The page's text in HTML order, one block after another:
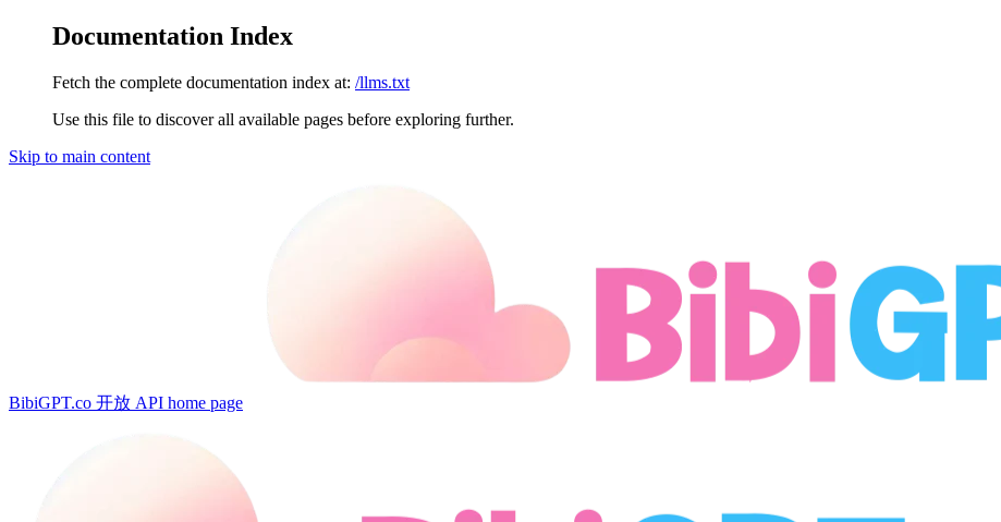
Documentation Index
Fetch the complete documentation index at: /llms.txt
Use this file to discover all available pages before exploring further.
Skip to main content
BibiGPT.co 开放 API home page